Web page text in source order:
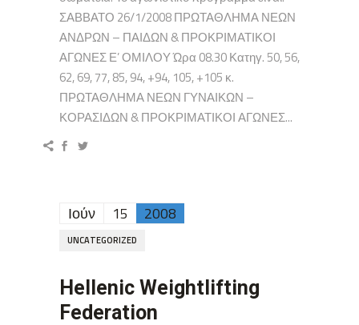
ΣΑΒΒΑΤΟ 26/1/2008 ΠΡΩΤΑΘΛΗΜΑ ΝΕΩΝ
ΑΝΔΡΩΝ – ΠΑΙΔΩΝ & ΠΡΟΚΡΙΜΑΤΙΚΟΙ
ΑΓΩΝΕΣ Ε’ ΟΜΙΛΟΥ Ώρα 08.30 Κατηγ. 50, 56,
62, 69, 77, 85, 94, +94, 105, +105 κ.
ΠΡΩΤΑΘΛΗΜΑ ΝΕΩΝ ΓΥΝΑΙΚΩΝ –
ΚΟΡΑΣΙΔΩΝ & ΠΡΟΚΡΙΜΑΤΙΚΟΙ ΑΓΩΝΕΣ...
Ιούν 15 2008
UNCATEGORIZED
Hellenic Weightlifting
Federation